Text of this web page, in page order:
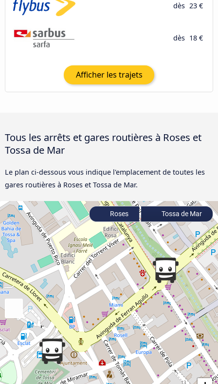
dès 23 €
dès 18 €
Afficher les trajets
Tous les arrêts et gares routières à Roses et
Tossa de Mar
Le plan ci-dessous vous indique l'emplacement de toutes les
gares routières à Roses et Tossa de Mar.
Roses Tossa de Mar